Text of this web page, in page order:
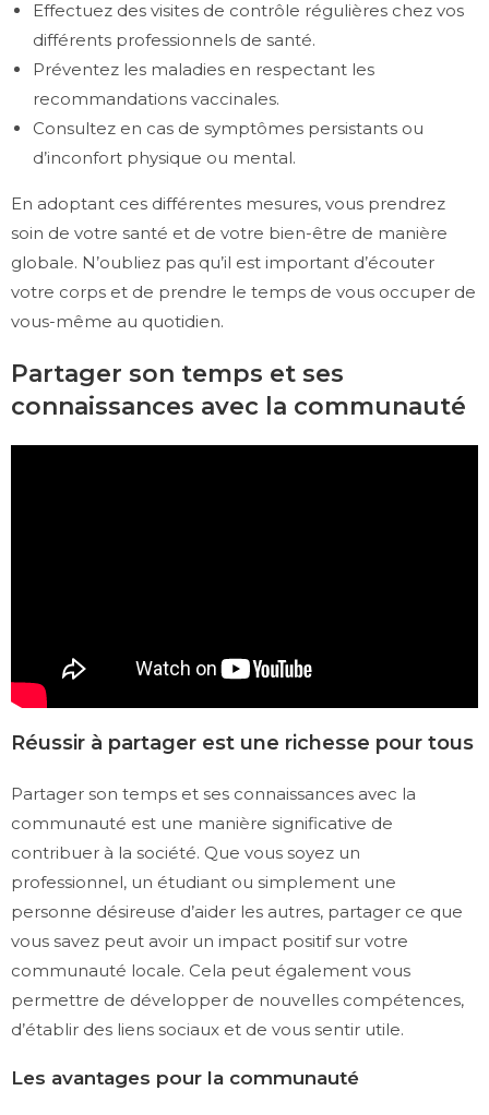
Effectuez des visites de contrôle régulières chez vos
différents professionnels de santé.
Préventez les maladies en respectant les
recommandations vaccinales.
Consultez en cas de symptômes persistants ou
d’inconfort physique ou mental.
En adoptant ces différentes mesures, vous prendrez
soin de votre santé et de votre bien-être de manière
globale. N’oubliez pas qu’il est important d’écouter
votre corps et de prendre le temps de vous occuper de
vous-même au quotidien.
Partager son temps et ses
connaissances avec la communauté
Réussir à partager est une richesse pour tous
Partager son temps et ses connaissances avec la
communauté est une manière significative de
contribuer à la société. Que vous soyez un
professionnel, un étudiant ou simplement une
personne désireuse d’aider les autres, partager ce que
vous savez peut avoir un impact positif sur votre
communauté locale. Cela peut également vous
permettre de développer de nouvelles compétences,
d’établir des liens sociaux et de vous sentir utile.
Les avantages pour la communauté